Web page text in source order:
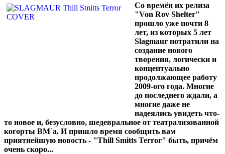
Со времён их релиза
"Von Rov Shelter"
прошло уже почти 8
лет, из которых 5 лет
Slagmaur потратили на
создание нового
творения, логически и
концептуально
продолжающее работу
2009-ого года. Многие
до последнего ждали, а
многие даже не
надеялись увидеть что-
то новое и, безусловно, шедевральное от театрализованной
когорты BM`а. И пришло время сообщить вам
приятнейшую новость - "Thill Smitts Terror" быть, причём
очень скоро...